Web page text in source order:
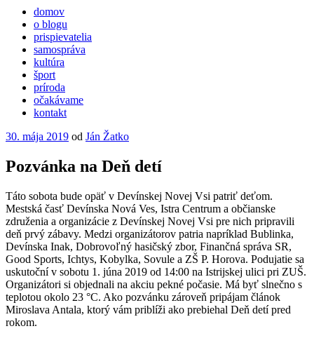
domov
o blogu
prispievatelia
samospráva
kultúra
šport
príroda
očakávame
kontakt
Publikované
30. mája 2019 od Ján Žatko
Pozvánka na Deň detí
Táto sobota bude opäť v Devínskej Novej Vsi patriť deťom.
Mestská časť Devínska Nová Ves, Istra Centrum a občianske
združenia a organizácie z Devínskej Novej Vsi pre nich pripravili
deň prvý zábavy. Medzi organizátorov patria napríklad Bublinka,
Devínska Inak, Dobrovoľný hasičský zbor, Finančná správa SR,
Good Sports, Ichtys, Kobylka, Sovule a ZŠ P. Horova. Podujatie sa
uskutoční v sobotu 1. júna 2019 od 14:00 na Istrijskej ulici pri ZUŠ.
Organizátori si objednali na akciu pekné počasie. Má byť slnečno s
teplotou okolo 23 °C. Ako pozvánku zároveň pripájam článok
Miroslava Antala, ktorý vám priblíži ako prebiehal Deň detí pred
rokom.